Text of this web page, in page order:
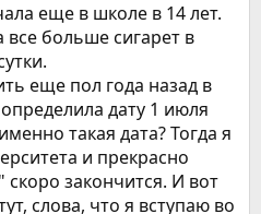
еще в школе в 14 лет.
больше сигарет в
еще пол года назад в
дату 1 июля
такая дата? Тогда я
и прекрасно
закончится. И вот
слова, что я вступаю во